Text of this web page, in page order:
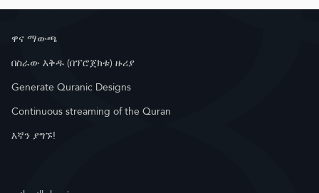
ዋና ማውጫ
በስራው እቅዱ (በፕሮጀክቱ) ዙሪያ
Generate Quranic Designs
Continuous streaming of the Quran
እኛን ያግኙ!